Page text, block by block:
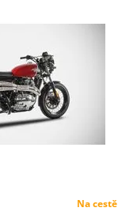
Na cestě